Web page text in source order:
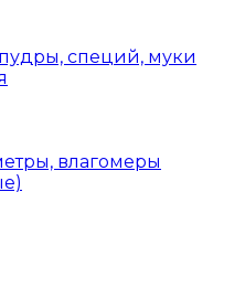
специй, муки
влагомеры